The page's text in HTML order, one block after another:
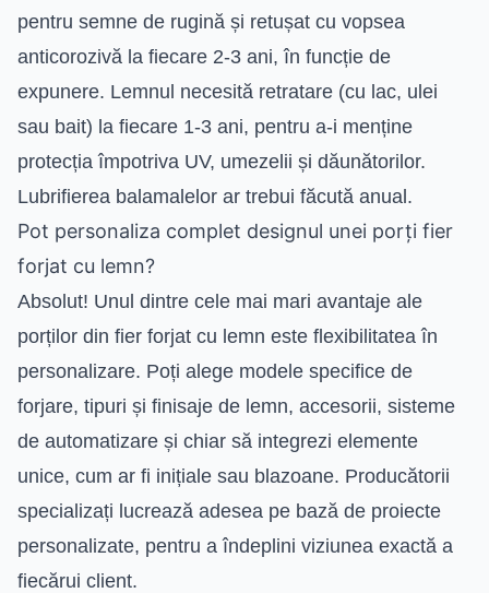
pentru semne de rugină și retușat cu vopsea
anticorozivă la fiecare 2-3 ani, în funcție de
expunere. Lemnul necesită retratare (cu lac, ulei
sau bait) la fiecare 1-3 ani, pentru a-i menține
protecția împotriva UV, umezelii și dăunătorilor.
Lubrifierea balamalelor ar trebui făcută anual.
Pot personaliza complet designul unei porți fier
forjat cu lemn?
Absolut! Unul dintre cele mai mari avantaje ale
porților din fier forjat cu lemn este flexibilitatea în
personalizare. Poți alege modele specifice de
forjare, tipuri și finisaje de lemn, accesorii, sisteme
de automatizare și chiar să integrezi elemente
unice, cum ar fi inițiale sau blazoane. Producătorii
specializați lucrează adesea pe bază de proiecte
personalizate, pentru a îndeplini viziunea exactă a
fiecărui client.